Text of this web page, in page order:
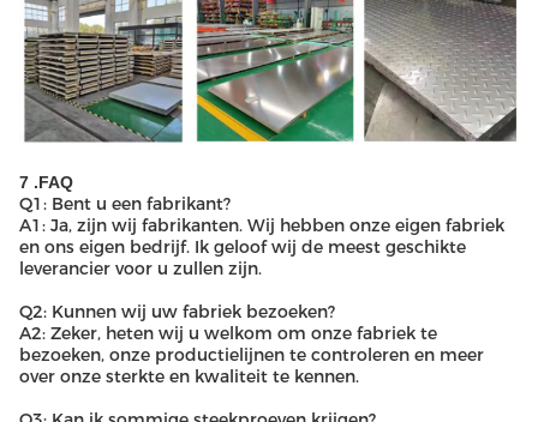
7 .FAQ
Q1: Bent u een fabrikant?
A1: Ja, zijn wij fabrikanten. Wij hebben onze eigen fabriek
en ons eigen bedrijf. Ik geloof wij de meest geschikte
leverancier voor u zullen zijn.
Q2: Kunnen wij uw fabriek bezoeken?
A2: Zeker, heten wij u welkom om onze fabriek te
bezoeken, onze productielijnen te controleren en meer
over onze sterkte en kwaliteit te kennen.